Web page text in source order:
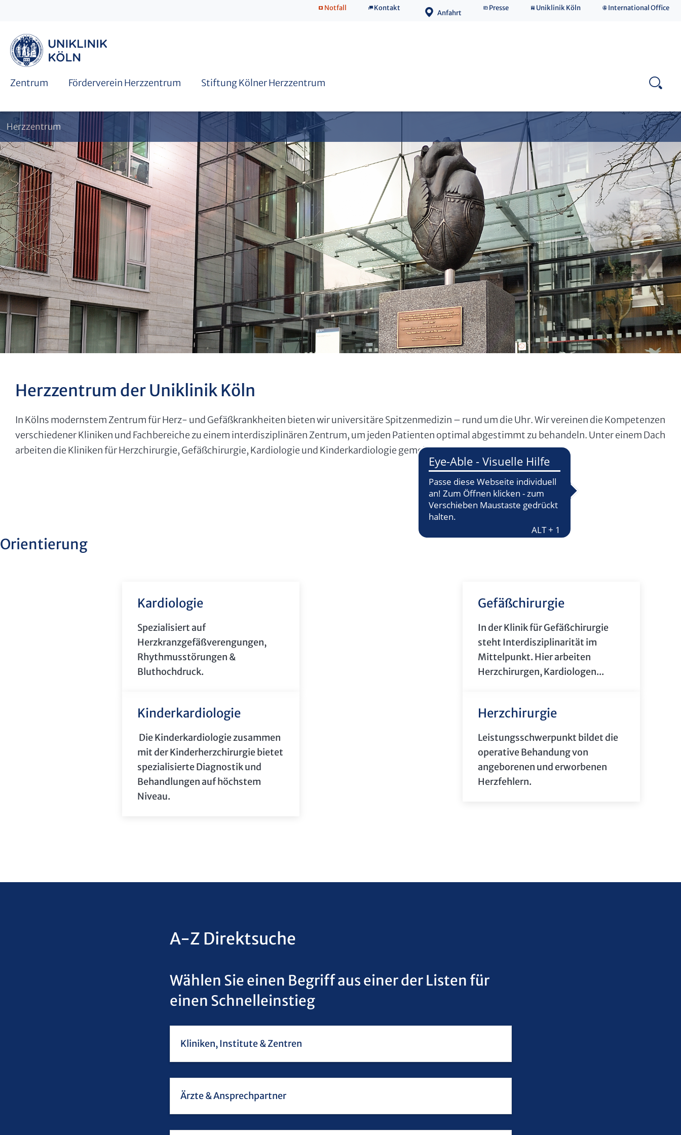
Notfall Kontakt
Anfahrt
Presse Uniklinik Köln International Office
Zentrum Förderverein Herzzentrum
Mitgliedschaft
Stiftung Kölner Herzzentrum
Spenden oder Stiften
Herzzentrum
Herzzentrum der Uniklinik Köln
In Kölns modernstem Zentrum für Herz- und Gefäßkrankheiten bieten wir universitäre Spitzenmedizin – rund um die Uhr. Wir vereinen die Kompetenzen
verschiedener Kliniken und Fachbereiche zu einem interdisziplinären Zentrum, um jeden Patienten optimal abgestimmt zu behandeln. Unter einem Dach
arbeiten die Kliniken für Herzchirurgie, Gefäßchirurgie, Kardiologie und Kinderkardiologie gemeinsam für Ihr Wohlergehen.
Orientierung
Kardiologie
Spezialisiert auf
Herzkranzgefäßverengungen,
Rhythmusstörungen &
Bluthochdruck.
Kinderkardiologie
Die Kinderkardiologie zusammen
mit der Kinderherzchirurgie bietet
spezialisierte Diagnostik und
Behandlungen auf höchstem
Niveau.
Gefäßchirurgie
In der Klinik für Gefäßchirurgie
steht Interdisziplinarität im
Mittelpunkt. Hier arbeiten
Herzchirurgen, Kardiologen...
Herzchirurgie
Leistungsschwerpunkt bildet die
operative Behandung von
angeborenen und erworbenen
Herzfehlern.
A-Z Direktsuche
Wählen Sie einen Begriff aus einer der Listen für
einen Schnelleinstieg